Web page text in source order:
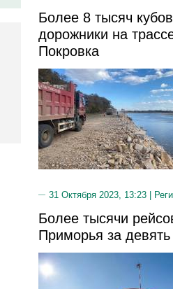
Более 8 тысяч
дорожники на
Покровка
31 Октября 2023, 13:23 |
Более тысячи
Приморья за